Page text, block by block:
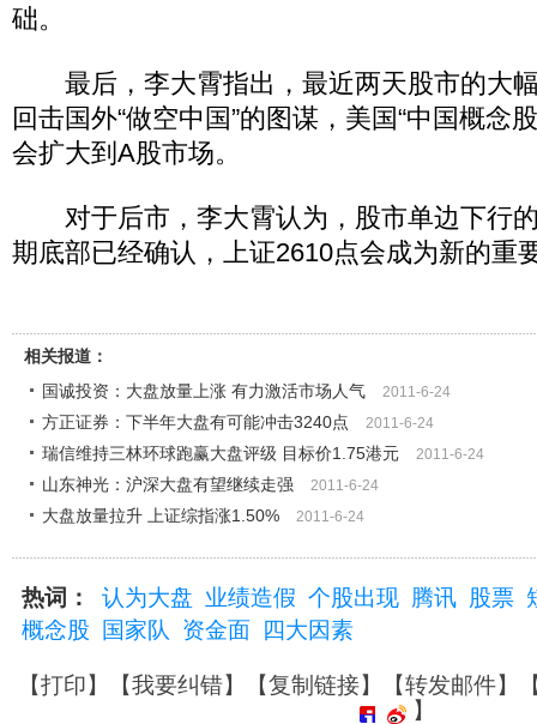
础。
最后，李大霄指出，最近两天股市的大
回击国外“做空中国”的图谋，美国“中国概念
会扩大到A股市场。
对于后市，李大霄认为，股市单边下行
期底部已经确认，上证2610点会成为新的重
相关报道：
国诚投资：大盘放量上涨 有力激活市场人气
2011-6-24
方正证券：下半年大盘有可能冲击3240点 2011-6-24
瑞信维持三林环球跑赢大盘评级 目标价1.75港元 2011-6-24
山东神光：沪深大盘有望继续走强 2011-6-24
大盘放量拉升 上证综指涨1.50% 2011-6-24
热词： 认为大盘 业绩造假 个股出现 腾讯 股票
概念股
国家队 资金面 四大因素
【打印】【我要纠错】【复制链接】【转发邮件】
】